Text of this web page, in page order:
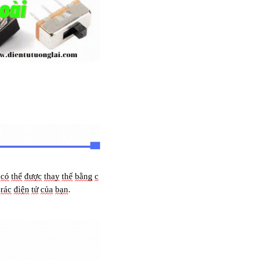
có thể được thay thế bằng c
rác điện tử của bạn.